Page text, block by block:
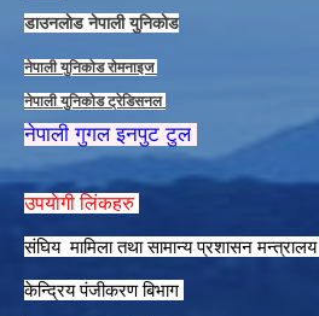
डाउनलाेड नेपाली युनिकाेड
नेपाली युनिकाेड राेमनाइज
नेपाली युनिकाेड ट्रेडिसनल
नेपाली गुगल इनपुट टुल
उपयाेगी लिंकहरु
संघिय मामिला तथा सामान्य प्रशासन मन्त्रालय
केन्द्रिय पंजीकरण बिभाग